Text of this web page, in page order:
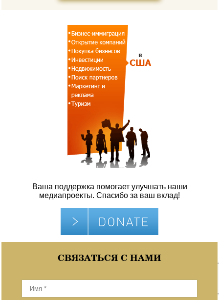
Ваша поддержка помогает улучшать наши
медиапроекты. Спасибо за ваш вклад!
СВЯЗАТЬСЯ С НАМИ